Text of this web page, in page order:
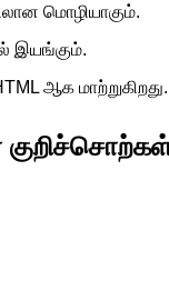
மொழியாகும்.
இயங்கும்.
ஆக மாற்றுகிறது.